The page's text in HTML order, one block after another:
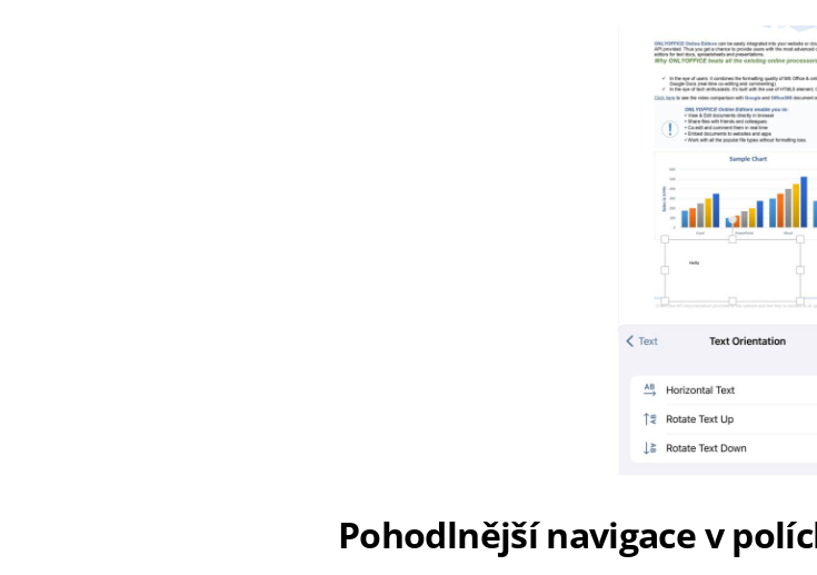
Pohodlnější navigace v